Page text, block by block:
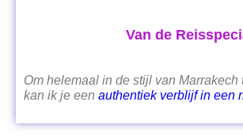
Van de
Om helemaal in de stijl van Marrakech
kan ik je een authentiek verblijf in een